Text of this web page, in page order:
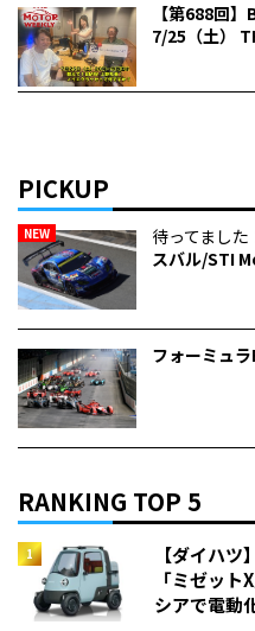
【第688回
7/25（土）
PICKUP
NEW
待ってました
スバル/STI
フォーミュ
RANKING TOP 5
【ダイハ
「ミゼッ
シアで電動